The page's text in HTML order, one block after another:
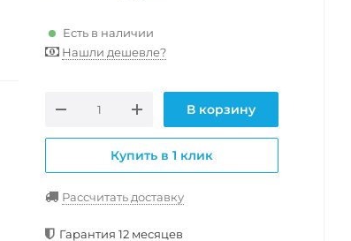
Есть в наличии
Нашли дешевле?
В корзину
Купить в 1 клик
Рассчитать доставку
Гарантия 12 месяцев